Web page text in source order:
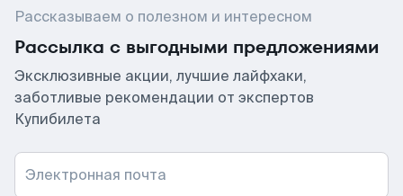
Рассказываем о полезном и интересном
Рассылка с выгодными предложениями
Эксклюзивные акции, лучшие лайфхаки,
заботливые рекомендации от экспертов
Купибилета
Электронная почта